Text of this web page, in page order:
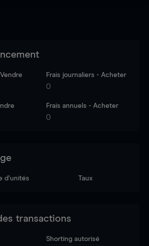
Frais journaliers - Acheter
0
Frais annuels - Acheter
0
d’unités Taux
transactions
Shorting autorisé